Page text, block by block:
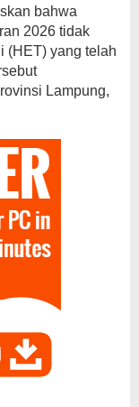
bahwa
2026 tidak
(HET) yang telah
Lampung,